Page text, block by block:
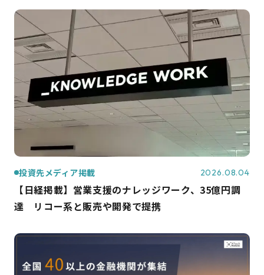
投資先メディア掲載 2026.08.04
【日経掲載】営業支援のナレッジワーク、35億円調
達 リコー系と販売や開発で提携